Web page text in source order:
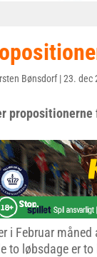
Bønsdorf|23. dec
i Februar
to løbsdage er